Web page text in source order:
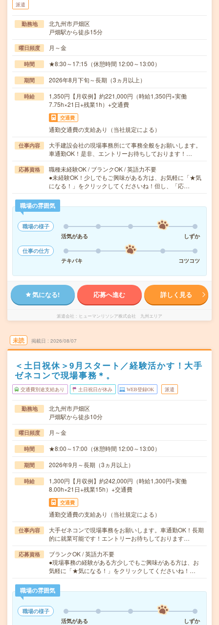
派遣
勤務地
北九州市戸畑区
戸畑駅から徒歩15分
曜日頻度 月～金
時間 ★8:30～17:15（休憩時間 12:00～13:00）
期間 2026年8月下旬～長期（3ヵ月以上）
時給
1,350円【月収例】約221,000円（時給1,350円×実働
7.75h×21日+残業1h）+交通費
交通費
通勤交通費の支給あり（当社規定による）
仕事内容
大手建設会社の現場事務所にて事務全般をお願いします。
車通勤OK！是非、エントリーお待ちしております！…
応募資格
職種未経験OK / ブランクOK / 英語力不要
●未経験OK！少しでもご興味がある方は、お気軽に「★気
になる！」をクリックしてくださいね！但し、「応…
職場の雰囲気
職場の様子
活気がある
しずか
仕事の仕方
テキパキ
コツコツ
気になる! 応募へ進む 詳しく見る
派遣会社 ヒューマンリソシア株式会社 九州エリア
未読 掲載日 2026/08/07
＜土日祝休＞9月スタート／経験活かす！大手
ゼネコンで現場事務＊。
交通費別途支給あり 土日祝日が休み WEB登録OK 派遣
勤務地
北九州市戸畑区
戸畑駅から徒歩10分
曜日頻度 月～金
時間 ★8:00～17:00（休憩時間 12:00～13:00）
期間 2026年9月～長期（3ヵ月以上）
時給
1,300円【月収例】約242,000円（時給1,300円×実働
8.00h×21日+残業15h）+交通費
交通費
通勤交通費の支給あり（当社規定による）
仕事内容
大手ゼネコンで現場事務をお願いします。車通勤OK！長期
的に就業可能です！エントリーお待ちしております…
応募資格
ブランクOK / 英語力不要
●現場事務の経験がある方少しでもご興味がある方は、お
気軽に「★気になる！」をクリックしてくださいね！…
職場の雰囲気
職場の様子
活気がある
しずか